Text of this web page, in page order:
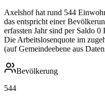
Axelshof hat rund 544
das entspricht einer
erfassten Jahr sind per Saldo 0
Die Arbeitslosenquote im
(auf Gemeindeebene aus
Bevölkerung
544